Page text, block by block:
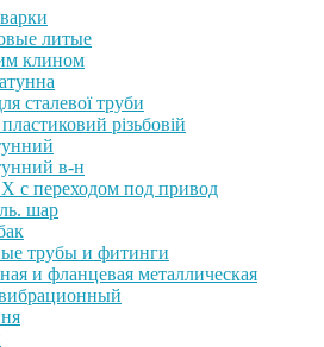
литые
клином
сталевої труби
різьбовій
в-н
с переходом под привод
шар
трубы и фитинги
и фланцевая металлическая